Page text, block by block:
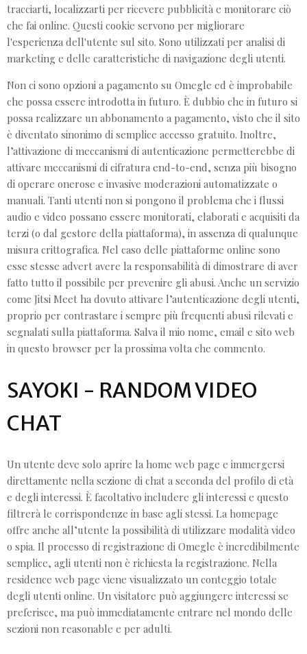
tracciarti, localizzarti per ricevere pubblicità e monitorare ciò
che fai online. Questi cookie servono per migliorare
l'esperienza dell'utente sul sito. Sono utilizzati per analisi di
marketing e delle caratteristiche di navigazione degli utenti.
Non ci sono opzioni a pagamento su Omegle ed è improbabile
che possa essere introdotta in futuro. È dubbio che in futuro si
possa realizzare un abbonamento a pagamento, visto che il sito
è diventato sinonimo di semplice accesso gratuito. Inoltre,
l’attivazione di meccanismi di autenticazione permetterebbe di
attivare meccanismi di cifratura end-to-end, senza più bisogno
di operare onerose e invasive moderazioni automatizzate o
manuali. Tanti utenti non si pongono il problema che i flussi
audio e video possano essere monitorati, elaborati e acquisiti da
terzi (o dal gestore della piattaforma), in assenza di qualunque
misura crittografica. Nel caso delle piattaforme online sono
esse stesse advert avere la responsabilità di dimostrare di aver
fatto tutto il possibile per prevenire gli abusi. Anche un servizio
come Jitsi Meet ha dovuto attivare l’autenticazione degli utenti,
proprio per contrastare i sempre più frequenti abusi rilevati e
segnalati sulla piattaforma. Salva il mio nome, email e sito web
in questo browser per la prossima volta che commento.
SAYOKI - RANDOM VIDEO
CHAT
Un utente deve solo aprire la home web page e immergersi
direttamente nella sezione di chat a seconda del profilo di età
e degli interessi. È facoltativo includere gli interessi e questo
filtrerà le corrispondenze in base agli stessi. La homepage
offre anche all’utente la possibilità di utilizzare modalità video
o spia. Il processo di registrazione di Omegle è incredibilmente
semplice, agli utenti non è richiesta la registrazione. Nella
residence web page viene visualizzato un conteggio totale
degli utenti online. Un visitatore può aggiungere interessi se
preferisce, ma può immediatamente entrare nel mondo delle
sezioni non reasonable e per adulti.